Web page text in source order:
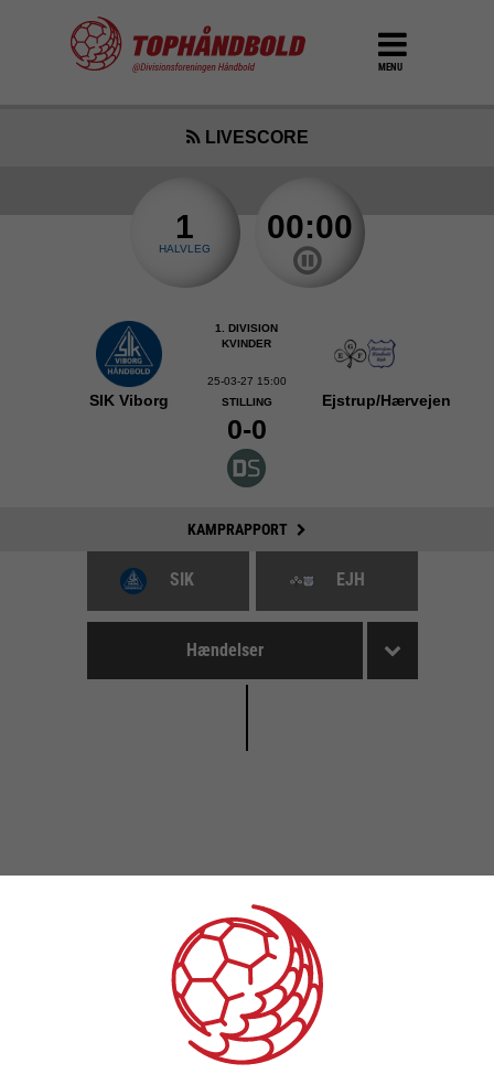
MENU
LIVESCORE
1
HALVLEG
00:00
SIK Viborg
1. DIVISION
KVINDER
25-03-27 15:00
STILLING
0-0
Ejstrup/Hærvejen
KAMPRAPPORT
SIK EJH
Hændelser